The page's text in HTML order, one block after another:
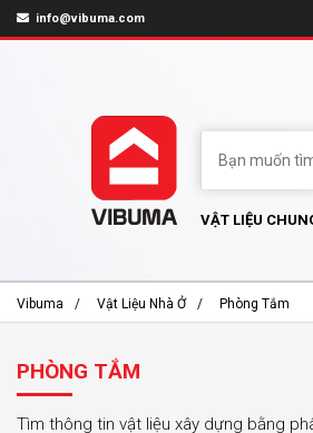
info@vibuma.com
VẬT LIỆU
Vibuma Vật Liệu Nhà Ở Phòng Tắm
PHÒNG TẮM
Tìm thông tin vật liệu xây dựng bằng